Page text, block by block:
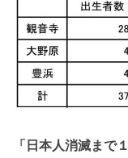
「日本人消滅まで１